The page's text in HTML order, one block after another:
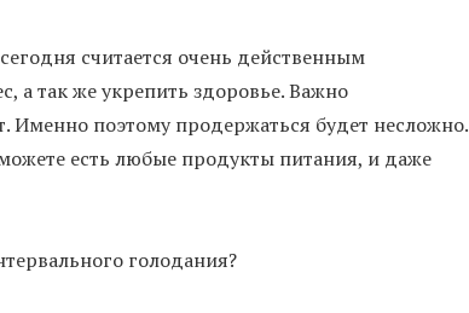
считается очень действенным
а так же укрепить здоровье. Важно
Именно поэтому продержаться будет несложно.
есть любые продукты питания, и даже
голодания?